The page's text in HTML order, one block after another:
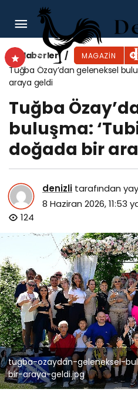
Haberler MAGAZIN
Tuğba Özay’dan geleneksel
araya geldi
Tuğba
buluşma:
doğada bir
denizli tarafından
8 Haziran 2026, 11:53
124
tugba-ozaydan-geleneksel-
bir-araya-geldi.jpg
Gupse Özay, ‘Gupi’ ile
Festivali’nde minik